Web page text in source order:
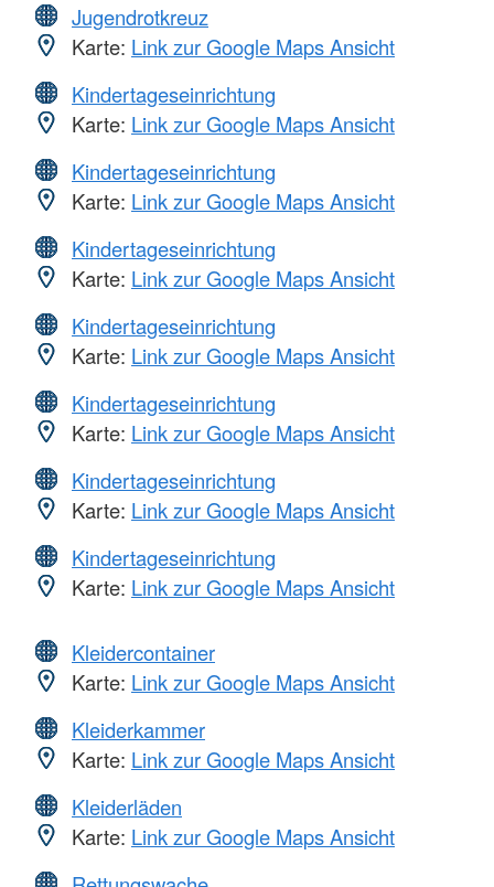
Jugendrotkreuz
Karte: Link zur Google Maps Ansicht
Kindertageseinrichtung
Karte: Link zur Google Maps Ansicht
Kindertageseinrichtung
Karte: Link zur Google Maps Ansicht
Kindertageseinrichtung
Karte: Link zur Google Maps Ansicht
Kindertageseinrichtung
Karte: Link zur Google Maps Ansicht
Kindertageseinrichtung
Karte: Link zur Google Maps Ansicht
Kindertageseinrichtung
Karte: Link zur Google Maps Ansicht
Kindertageseinrichtung
Karte: Link zur Google Maps Ansicht
Kleidercontainer
Karte: Link zur Google Maps Ansicht
Kleiderkammer
Karte: Link zur Google Maps Ansicht
Kleiderläden
Karte: Link zur Google Maps Ansicht